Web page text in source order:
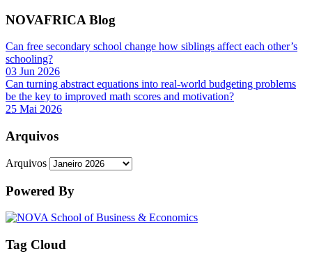
NOVAFRICA Blog
Can free secondary school change how siblings affect each other’s
schooling?
03 Jun 2026
Can turning abstract equations into real-world budgeting problems
be the key to improved math scores and motivation?
25 Mai 2026
Arquivos
Arquivos
Powered By
Tag Cloud